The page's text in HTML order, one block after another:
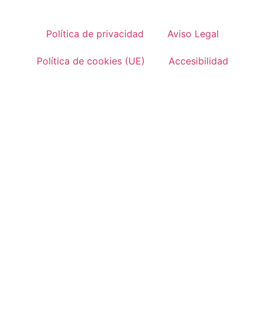
Política de privacidad Aviso Legal
Política de cookies (UE) Accesibilidad